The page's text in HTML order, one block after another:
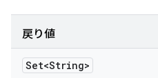
戻り値
Set<String>